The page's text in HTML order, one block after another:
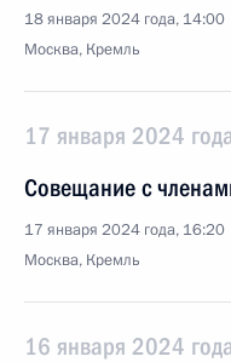
18 января 2024 года, 14:00
Москва, Кремль
17 января 2024
Совещание с
17 января 2024 года, 16:20
Москва, Кремль
16 января 2024